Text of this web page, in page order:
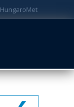
HungaroMet